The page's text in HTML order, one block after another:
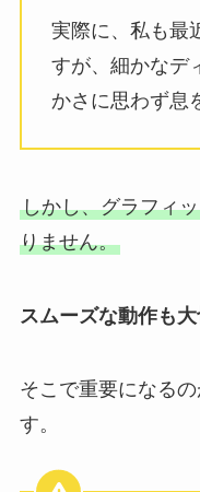
実際に、私も最
すが、細かなデ
かさに思わず息
しかし、グラフィ
りません。
スムーズな動作も大
そこで重要になる
す。